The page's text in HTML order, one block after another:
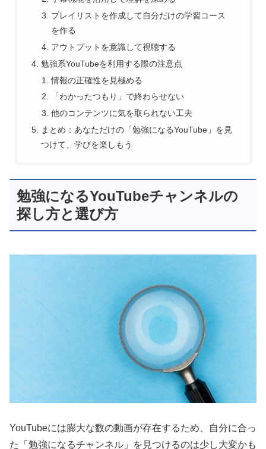
プレイリストを作成して自分だけの学習コース
を作る
アウトプットを意識して視聴する
勉強系YouTubeを利用する際の注意点
情報の正確性を見極める
「わかったつもり」で終わらせない
他のコンテンツに気を取られない工夫
まとめ：あなただけの「勉強になるYouTube」を見
つけて、学びを楽しもう
勉強になるYouTubeチャンネルの
探し方と選び方
YouTubeには膨大な数の動画が存在するため、自分に合っ
た「勉強になるチャンネル」を見つけるのは少し大変かも